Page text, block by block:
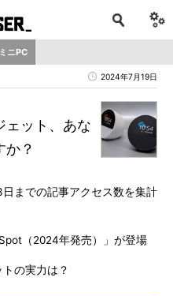
ミニPC
2024年7月19日
ェット、あな
？
までの記事アクセス数を集計
（2024年発売）」が登場
の実力は？